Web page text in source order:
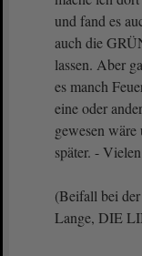
und fand es
auch die
lassen. Aber
es manch
eine oder
gewesen
später. -
(Beifall bei
Lange, DIE